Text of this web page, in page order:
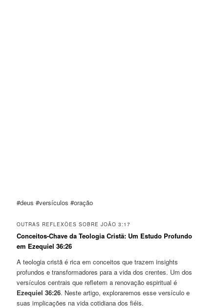
#deus #versículos #oração
OUTRAS REFLEXÕES SOBRE JOÃO 3:17
Conceitos-Chave da Teologia Cristã: Um Estudo Profundo
em Ezequiel 36:26
A teologia cristã é rica em conceitos que trazem insights
profundos e transformadores para a vida dos crentes. Um dos
versículos centrais que refletem a renovação espiritual é
Ezequiel 36:26. Neste artigo, exploraremos esse versículo e
suas implicações na vida cotidiana dos fiéis.